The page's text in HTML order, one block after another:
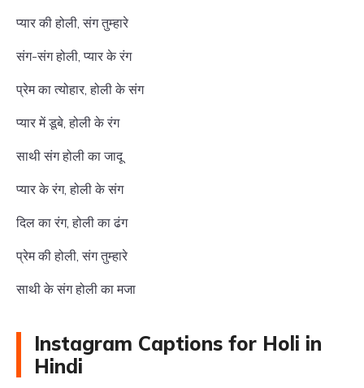
प्यार की होली, संग तुम्हारे
संग-संग होली, प्यार के रंग
प्रेम का त्योहार, होली के संग
प्यार में डूबे, होली के रंग
साथी संग होली का जादू
प्यार के रंग, होली के संग
दिल का रंग, होली का ढंग
प्रेम की होली, संग तुम्हारे
साथी के संग होली का मजा
Instagram Captions for Holi in
Hindi